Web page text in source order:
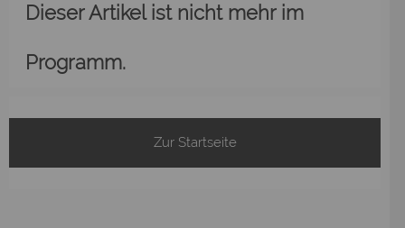
Dieser Artikel ist nicht mehr im
Programm.
Zur Startseite